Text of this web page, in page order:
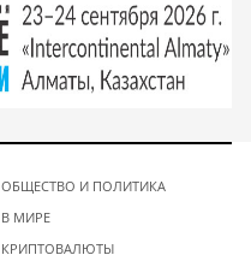
ОБЩЕСТВО И ПОЛИТИКА
В МИРЕ
КРИПТОВАЛЮТЫ